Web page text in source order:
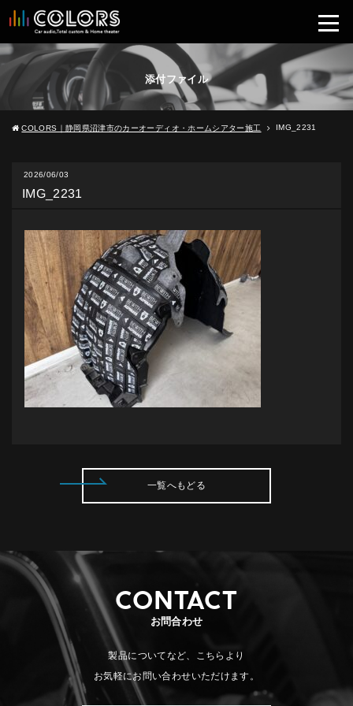
添付ファイル
COLORS｜静岡県沼津市のカーオーディオ・ホームシアター施工 IMG_2231
2026/06/03
IMG_2231
一覧へもどる
CONTACT
お問合わせ
製品についてなど、こちらより
お気軽にお問い合わせいただけます。